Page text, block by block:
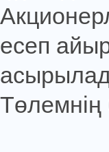
есеп